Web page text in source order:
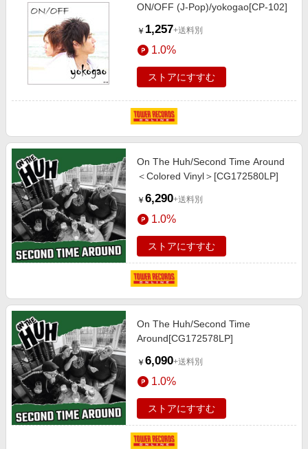
ON/OFF (J-Pop)/yokogao[CP-102]
￥ 1,257+送料別
1.0%
ストアにすすむ
On The Huh/Second Time Around
＜Colored Vinyl＞[CG172580LP]
￥ 6,290+送料別
1.0%
ストアにすすむ
On The Huh/Second Time
Around[CG172578LP]
￥ 6,090+送料別
1.0%
ストアにすすむ